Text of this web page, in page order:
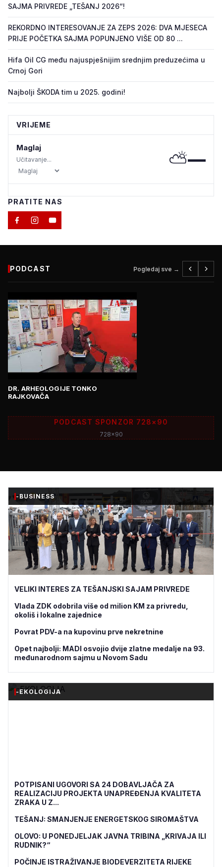
SAJMA PRIVREDE „TEŠANJ 2026“!
REKORDNO INTERESOVANJE ZA ZEPS 2026: DVA MJESECA
PRIJE POČETKA SAJMA POPUNJENO VIŠE OD 80 ...
Hifa Oil CG među najuspješnijim srednjim preduzećima u
Crnoj Gori
Najbolji ŠKODA tim u 2025. godini!
VRIJEME
Maglaj
Učitavanje... ⛅—
PRATITE NAS
PODCAST Pogledaj sve →
DR. ARHEOLOGIJE TONKO
RAJKOVAČA
PODCAST SPONZOR 728×90
728x90
-BUSINESS
VELIKI INTERES ZA TEŠANJSKI SAJAM PRIVREDE
Vlada ZDK odobrila više od milion KM za privredu,
okoliš i lokalne zajednice
Povrat PDV-a na kupovinu prve nekretnine
Opet najbolji: MADI osvojio dvije zlatne medalje na 93.
međunarodnom sajmu u Novom Sadu
-EKOLOGIJA
POTPISANI UGOVORI SA 24 DOBAVLJAČA ZA
REALIZACIJU PROJEKTA UNAPREĐENJA KVALITETA
ZRAKA U Z...
TEŠANJ: SMANJENJE ENERGETSKOG SIROMAŠTVA
OLOVO: U PONEDJELJAK JAVNA TRIBINA „KRIVAJA ILI
RUDNIK?“
POČINJE ISTRAŽIVANJE BIODEVERZITETA RIJEKE